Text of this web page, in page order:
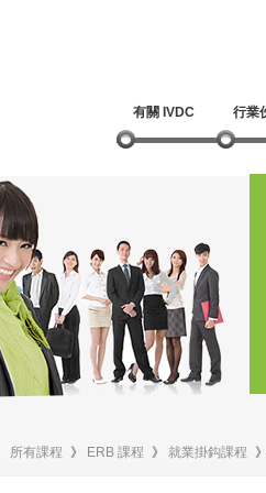
有關 IVDC 行業
所有課程 》 ERB 課程 》 就業掛鈎課程 》